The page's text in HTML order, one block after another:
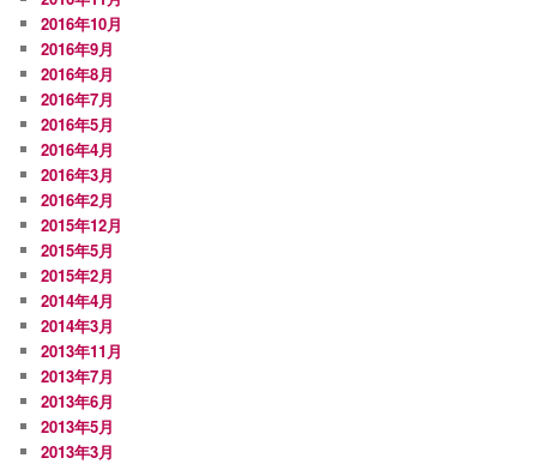
2016年10月
2016年9月
2016年8月
2016年7月
2016年5月
2016年4月
2016年3月
2016年2月
2015年12月
2015年5月
2015年2月
2014年4月
2014年3月
2013年11月
2013年7月
2013年6月
2013年5月
2013年3月